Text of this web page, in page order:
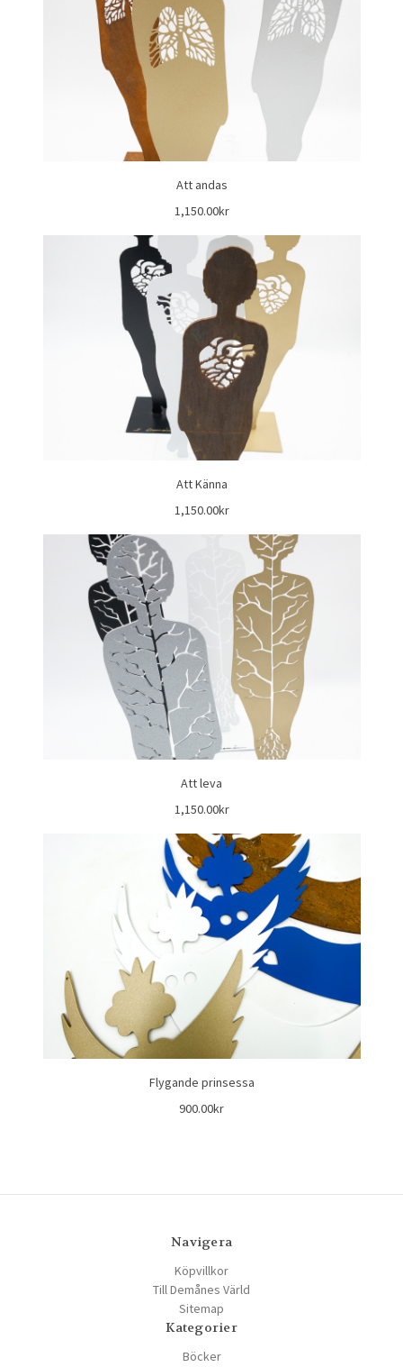
Att andas
1,150.00kr
Att Känna
1,150.00kr
Att leva
1,150.00kr
Flygande prinsessa
900.00kr
Navigera
Köpvillkor
Till Demånes Värld
Sitemap
Kategorier
Böcker